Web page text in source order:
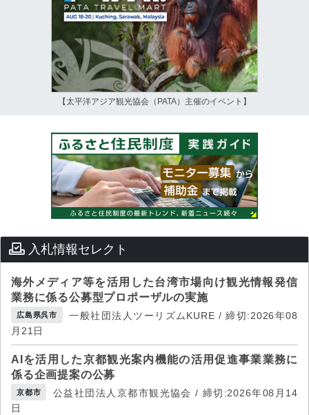
【太平洋アジア観光協会（PATA）主催のイベント】
入札情報セレクト
海外メディア等を活用した台湾市場向け観光情報発信
業務に係る公募型プロポーザルの実施
広島県呉市
一般社団法人ツーリズムKURE / 締切:2026年08
月21日
AIを活用した京都観光案内機能の活用促進事業業務に
係る企画提案の公募
京都市
公益社団法人京都市観光協会 / 締切:2026年08月14
日